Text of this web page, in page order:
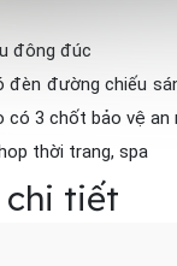
đông đúc
đèn đường chiếu
có 3 chốt bảo vệ an
thời trang, spa
chi tiết